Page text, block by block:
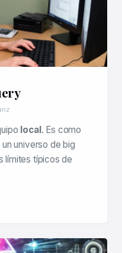
local . Es como
universo de big
límites típicos de